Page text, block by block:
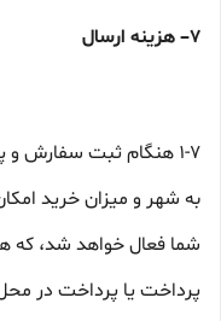
۷– هزینه ارسال
۱-۷ هنگام ثبت سفارش
به شهر و میزان خرید
شما فعال خواهد شد، که
پرداخت یا پرداخت در